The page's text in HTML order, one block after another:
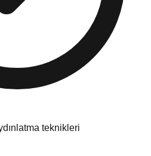
teknikleri